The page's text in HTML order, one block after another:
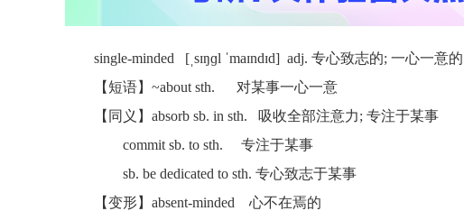
single-minded [ˌsɪŋɡl ˈmaɪndɪd] adj. 专心致志的; 一心一意的
【短语】~about sth. 对某事一心一意
【同义】absorb sb. in sth. 吸收全部注意力; 专注于某事
commit sb. to sth. 专注于某事
sb. be dedicated to sth. 专心致志于某事
【变形】absent-minded 心不在焉的